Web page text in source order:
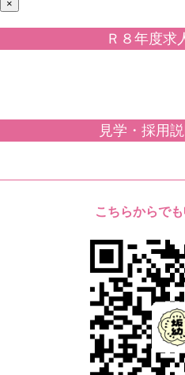
×
Ｒ８年度求
見学・採用
こちらからで